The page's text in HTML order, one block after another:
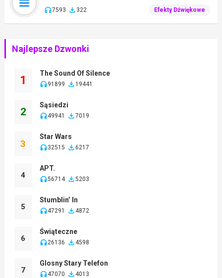
7593 322 Efekty Dźwiękowe
Najlepsze Dzwonki
1
The Sound Of Silence
91899 19441
2
Sąsiedzi
49941 7019
3
Star Wars
32515 6217
4
APT.
56714 5203
5
Stumblin’ In
47291 4872
6
Świąteczne
26136 4598
7
Glosny Stary Telefon
47070 4013